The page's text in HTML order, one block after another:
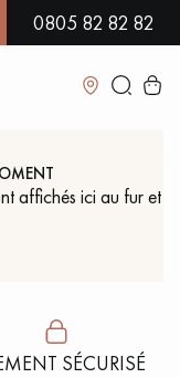
DE NOS
0805 82 82 82
Fermer
PARQUETS À MOTIFS
affichés ici au fur et
SÉCURISÉ